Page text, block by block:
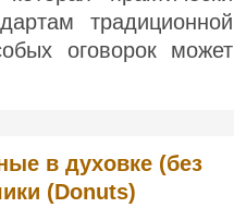
традиционной
оговорок может
в духовке (без
(Donuts)